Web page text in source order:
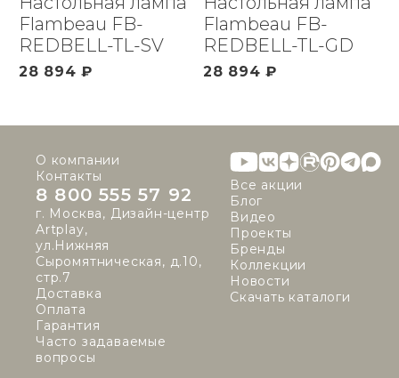
Flambeau FB-
REDBELL-TL-SV
28 894 ₽
Flambeau FB-
REDBELL-TL-GD
28 894 ₽
О компании
Контакты
8 800 555 57 92
г. Москва, Дизайн-центр
Artplay,
ул.Нижняя
Сыромятническая, д.10,
стр.7
Доставка
Оплата
Гарантия
Часто задаваемые
вопросы
Все акции
Блог
Видео
Проекты
Бренды
Коллекции
Новости
Скачать каталоги